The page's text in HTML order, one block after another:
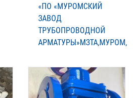
«ПО «МУРОМСКИЙ
ЗАВОД
ТРУБОПРОВОДНОЙ
АРМАТУРЫ»МЗТА,МУРОМ,